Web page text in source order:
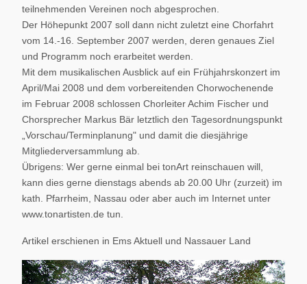
teilnehmenden Vereinen noch abgesprochen.
Der Höhepunkt 2007 soll dann nicht zuletzt eine Chorfahrt
vom 14.-16. September 2007 werden, deren genaues Ziel
und Programm noch erarbeitet werden.
Mit dem musikalischen Ausblick auf ein Frühjahrskonzert im
April/Mai 2008 und dem vorbereitenden Chorwochenende
im Februar 2008 schlossen Chorleiter Achim Fischer und
Chorsprecher Markus Bär letztlich den Tagesordnungspunkt
„Vorschau/Terminplanung" und damit die diesjährige
Mitgliederversammlung ab.
Übrigens: Wer gerne einmal bei tonArt reinschauen will,
kann dies gerne dienstags abends ab 20.00 Uhr (zurzeit) im
kath. Pfarrheim, Nassau oder aber auch im Internet unter
www.tonartisten.de tun.
Artikel erschienen in Ems Aktuell und Nassauer Land